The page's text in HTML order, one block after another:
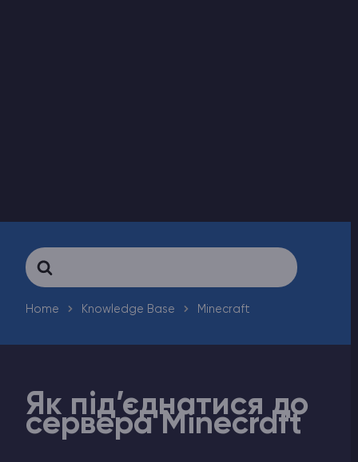
Search
For
Home Knowledge Base Minecraft
Як під’єднатися до
сервера Minecraft